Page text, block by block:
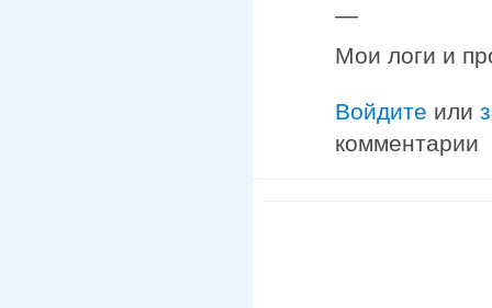
—
Мои логи и
Войдите или
комментарии